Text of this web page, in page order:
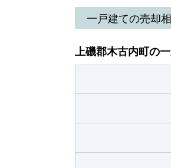
一戸建ての売却
上磯郡木古内町の